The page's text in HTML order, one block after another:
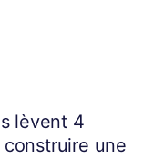
lèvent 4
une